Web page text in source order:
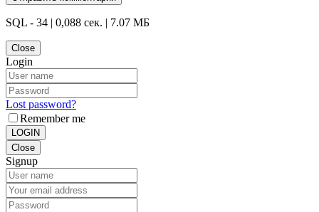
SQL - 34 | 0,088 сек. | 7.07 МБ
Close
Login
Lost password?
Remember me
LOGIN
Close
Signup